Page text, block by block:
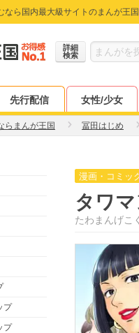
なら国内最大級サイトのまんが王国
詳細
検索
先行配信 女性/少女
らまんが王国 冨田はじめ
プ
プ
漫画・コミッ
タワ
たわまんげこ